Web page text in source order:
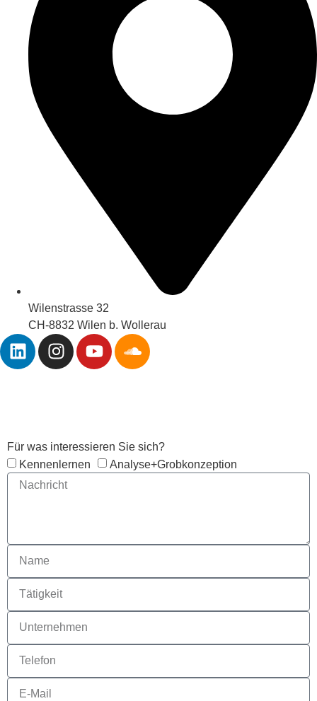
Wilenstrasse 32
CH-8832 Wilen b. Wollerau
Für was interessieren Sie sich?
Kennenlernen
Analyse+Grobkonzeption